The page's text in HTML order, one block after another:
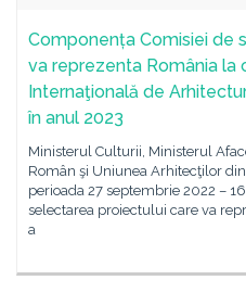
Componența Comisiei de
va reprezenta România la
Internaţională de
în anul 2023
Ministerul Culturii, Ministerul
Român şi Uniunea Arhitecţilor
perioada 27 septembrie 2022 –
selectarea proiectului care va
a